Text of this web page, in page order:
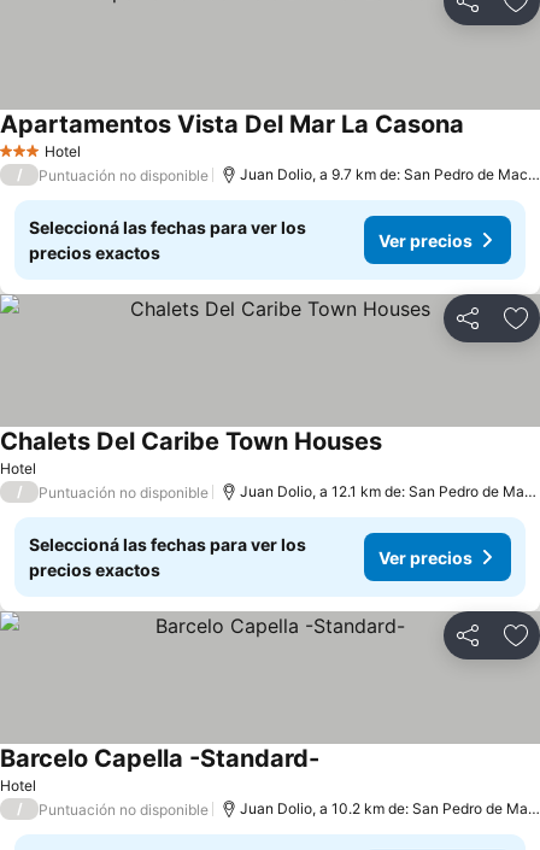
Compartir
3 Estrellas
Hotel
Apartamentos Vista Del Mar La Casona
/ Puntuación no disponible Juan Dolio, a 9.7 km de: San Pedro de Macoris
Seleccioná las fechas para ver los
precios exactos
Ver precios
Compartir
Hotel
Chalets Del Caribe Town Houses
/ Puntuación no disponible Juan Dolio, a 12.1 km de: San Pedro de Macoris
Seleccioná las fechas para ver los
precios exactos
Ver precios
Compartir
Hotel
Barcelo Capella -Standard-
/ Puntuación no disponible Juan Dolio, a 10.2 km de: San Pedro de Macoris